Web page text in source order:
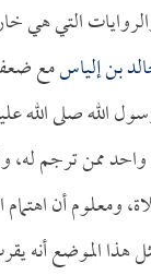
التي هي
بن إلياسمع
الله صلى الله
ممن ترجم له،
ومعلوم أن اهتمام
هذا الموضع أنه